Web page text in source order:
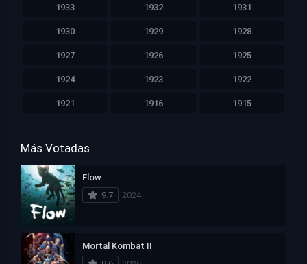
1933 1932 1931
1930 1929 1928
1927 1926 1925
1924 1923 1922
1921 1916 1915
Más Votadas
Flow
9.7
2024
Mortal Kombat II